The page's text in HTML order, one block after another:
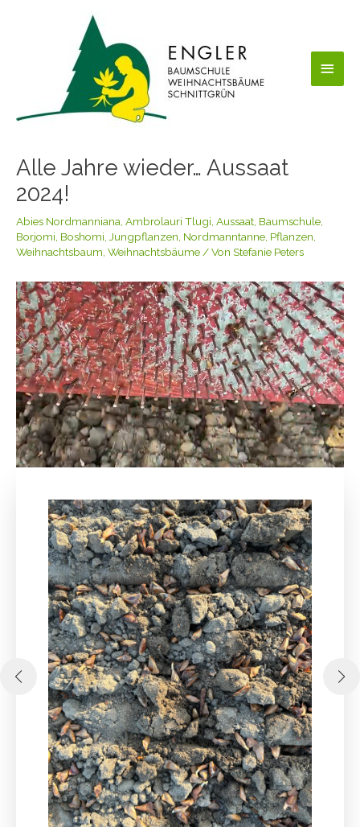
Alle Jahre wieder… Aussaat
2024!
Abies Nordmanniana Ambrolauri Tlugi Aussaat Baumschule
Borjomi Boshomi Jungpflanzen Nordmanntanne Pflanzen
Weihnachtsbaum Weihnachtsbäume / Von Stefanie Peters